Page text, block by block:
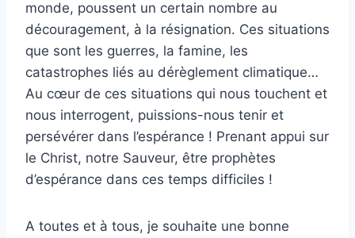
monde, poussent un certain nombre au
découragement, à la résignation. Ces situations
que sont les guerres, la famine, les
catastrophes liés au dérèglement climatique…
Au cœur de ces situations qui nous touchent et
nous interrogent, puissions-nous tenir et
persévérer dans l’espérance ! Prenant appui sur
le Christ, notre Sauveur, être prophètes
d’espérance dans ces temps difficiles !
A toutes et à tous, je souhaite une bonne